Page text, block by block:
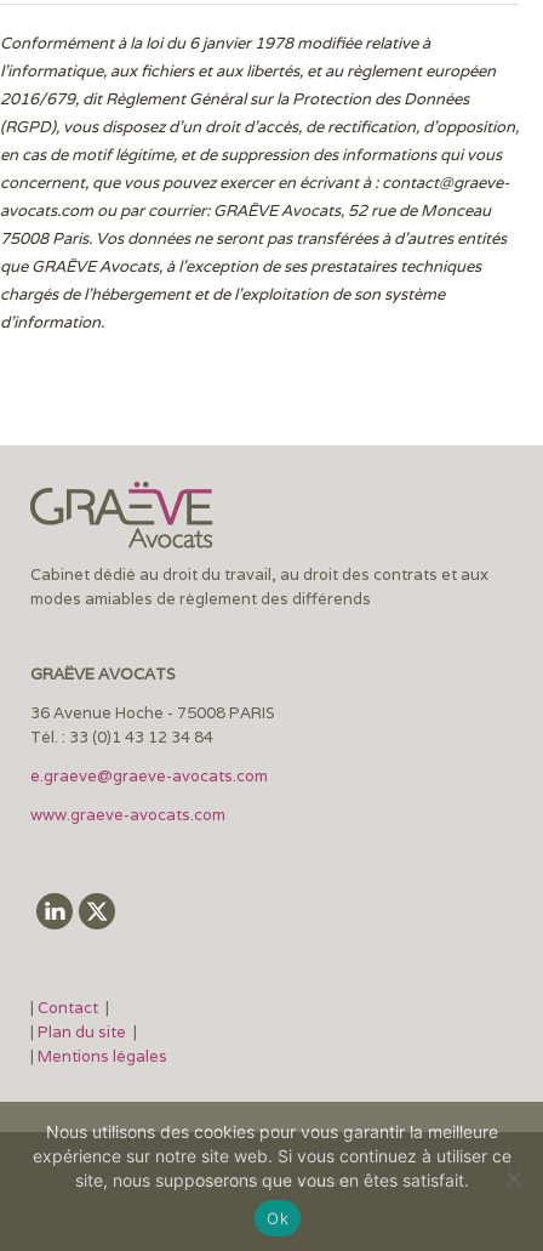
Conformément à la loi du 6 janvier 1978 modifiée relative à
l'informatique, aux fichiers et aux libertés, et au règlement européen
2016/679, dit Règlement Général sur la Protection des Données
(RGPD), vous disposez d’un droit d’accès, de rectification, d’opposition,
en cas de motif légitime, et de suppression des informations qui vous
concernent, que vous pouvez exercer en écrivant à :contact@graeve-
avocats.com ou par courrier: GRAËVE Avocats, 52 rue de Monceau
75008 Paris. Vos données ne seront pas transférées à d’autres entités
que GRAËVE Avocats, à l’exception de ses prestataires techniques
chargés de l’hébergement et de l’exploitation de son système
d’information.
Cabinet dédié au droit du travail, au droit des contrats et aux
modes amiables de règlement des différends
GRAËVE AVOCATS
36 Avenue Hoche - 75008 PARIS
Tél. : 33 (0)1 43 12 34 84
e.graeve@graeve-avocats.com
www.graeve-avocats.com
| Contact |
| Plan du site |
| Mentions légales
©2026 Graëve avocats
Nous utilisons des cookies pour vous garantir la meilleure
expérience sur notre site web. Si vous continuez à utiliser ce
site, nous supposerons que vous en êtes satisfait.
Ok